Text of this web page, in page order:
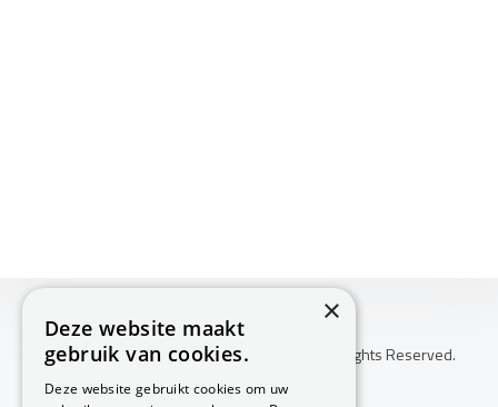
Copyright © 2026 Huis Voor Gezondheid. All Rights Reserved.
Klachtenprocedure
×
Deze website maakt
gebruik van cookies.
Deze website gebruikt cookies om uw